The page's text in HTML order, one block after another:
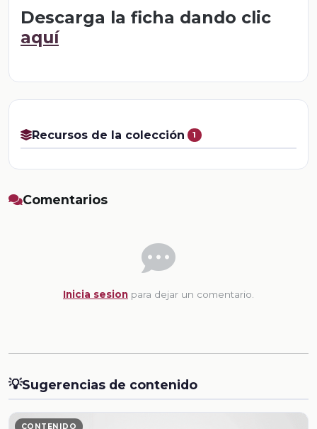
Descarga la ficha dando clic
aquí
Recursos de la colección 1
Comentarios
Inicia sesion para dejar un comentario.
💡Sugerencias de contenido
CONTENIDO